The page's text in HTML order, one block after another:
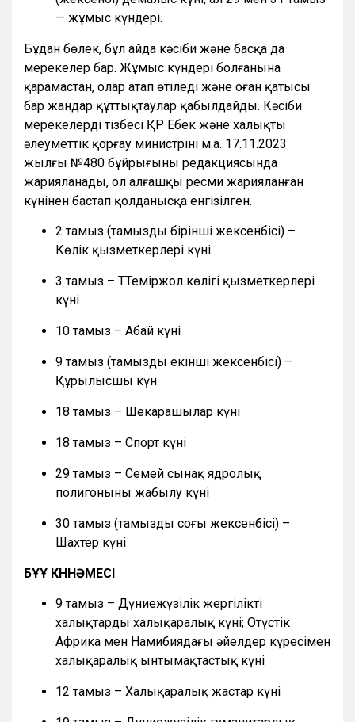
— жұмыс күндері.
Бұдан бөлек, бұл айда кәсіби және басқа да
мерекелер бар. Жұмыс күндері болғанына
қарамастан, олар атап өтіледі және оған қатысы
бар жандар құттықтаулар қабылдайды. Кәсіби
мерекелердің тізбесі ҚР Еңбек және халықты
әлеуметтік қорғау министрінің м.а. 17.11.2023
жылғы №480 бұйрығының редакциясында
жарияланады, ол алғашқы ресми жарияланған
күнінен бастап қолданысқа енгізілген.
2 тамыз (тамыздың бірінші жексенбісі) –
Көлік қызметкерлері күні
3 тамыз – ТТеміржол көлігі қызметкерлері
күні
10 тамыз – Абай күні
9 тамыз (тамыздың екінші жексенбісі) –
Құрылысшы күн
18 тамыз – Шекарашылар күні
18 тамыз – Спорт күні
29 тамыз – Семей сынақ ядролық
полигонының жабылу күні
30 тамыз (тамыздың соңғы жексенбісі) –
Шахтер күні
БҰҰ КҮННӘМЕСІ
9 тамыз – Дүниежүзілік жергілікті
халықтардың халықаралық күні; Оңтүстік
Африка мен Намибиядағы әйелдер күресімен
халықаралық ынтымақтастық күні
12 тамыз – Халықаралық жастар күні